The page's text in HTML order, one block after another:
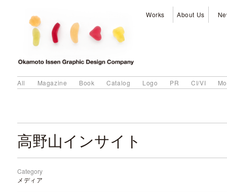
Works About Us
All Magazine Book Catalog Logo PR CI/VI
高野山インサイト
Category
メディア